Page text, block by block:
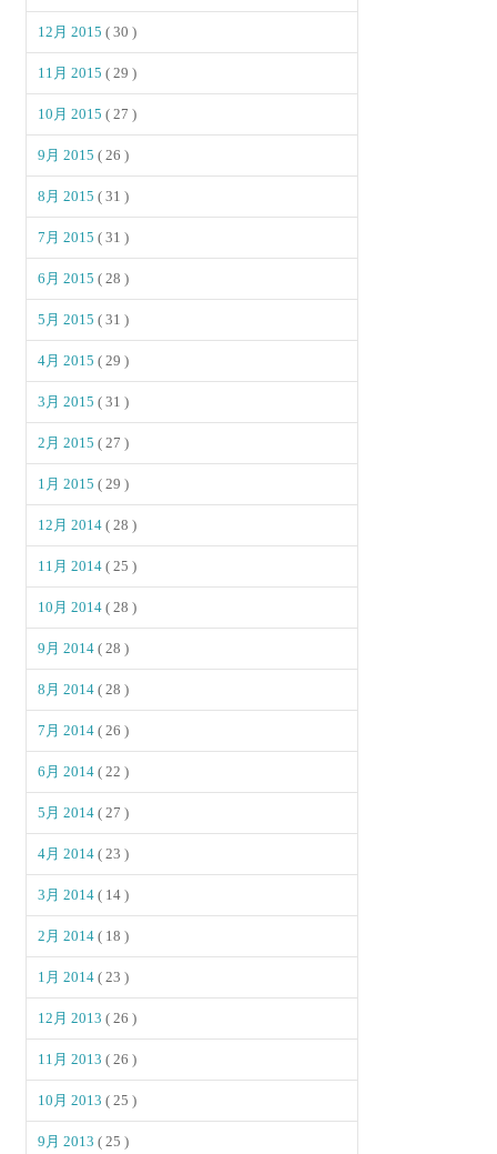
12月 2015( 30 )
11月 2015( 29 )
10月 2015( 27 )
9月 2015( 26 )
8月 2015( 31 )
7月 2015( 31 )
6月 2015( 28 )
5月 2015( 31 )
4月 2015( 29 )
3月 2015( 31 )
2月 2015( 27 )
1月 2015( 29 )
12月 2014( 28 )
11月 2014( 25 )
10月 2014( 28 )
9月 2014( 28 )
8月 2014( 28 )
7月 2014( 26 )
6月 2014( 22 )
5月 2014( 27 )
4月 2014( 23 )
3月 2014( 14 )
2月 2014( 18 )
1月 2014( 23 )
12月 2013( 26 )
11月 2013( 26 )
10月 2013( 25 )
9月 2013( 25 )